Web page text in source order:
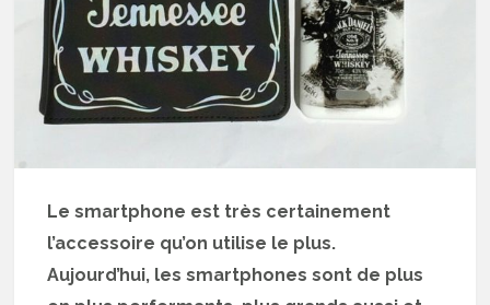
Le smartphone est très certainement
l’accessoire qu’on utilise le plus.
Aujourd’hui, les smartphones sont de plus